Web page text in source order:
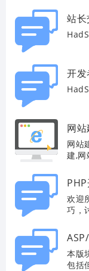
题发
站
开
网
网站
建,网
欢迎
巧，
个学
本版
包括